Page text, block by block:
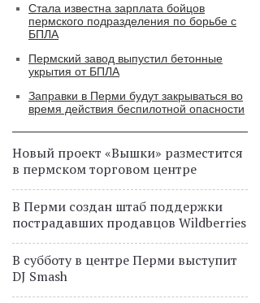
Стала известна зарплата бойцов
пермского подразделения по борьбе с
БПЛА
Пермский завод выпустил бетонные
укрытия от БПЛА
Заправки в Перми будут закрываться во
время действия беспилотной опасности
Новый проект «Вышки» разместится
в пермском торговом центре
В Перми создан штаб поддержки
пострадавших продавцов Wildberries
В субботу в центре Перми выступит
DJ Smash